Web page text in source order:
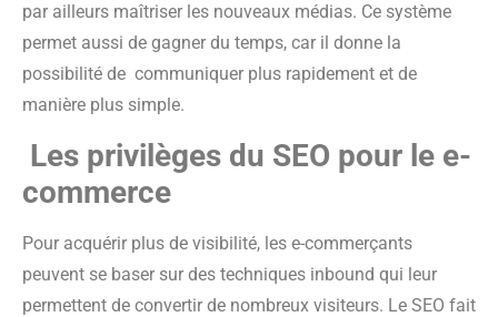
par ailleurs maîtriser les nouveaux médias. Ce système
permet aussi de gagner du temps, car il donne la
possibilité de communiquer plus rapidement et de
manière plus simple.
Les privilèges du SEO pour le e-
commerce
Pour acquérir plus de visibilité, les e-commerçants
peuvent se baser sur des techniques inbound qui leur
permettent de convertir de nombreux visiteurs. Le SEO fait